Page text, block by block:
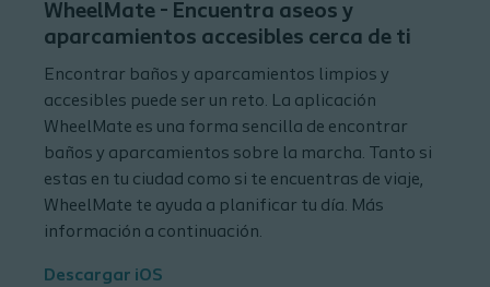
WheelMate - Encuentra aseos y
aparcamientos accesibles cerca de ti
Encontrar baños y aparcamientos limpios y
accesibles puede ser un reto. La aplicación
WheelMate es una forma sencilla de encontrar
baños y aparcamientos sobre la marcha. Tanto si
estas en tu ciudad como si te encuentras de viaje,
WheelMate te ayuda a planificar tu día. Más
información a continuación.
Descargar iOS